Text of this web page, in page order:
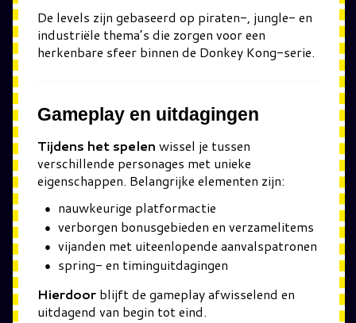
De levels zijn gebaseerd op piraten-, jungle- en
industriële thema’s die zorgen voor een
herkenbare sfeer binnen de Donkey Kong-serie.
Gameplay en uitdagingen
Tijdens het spelen wissel je tussen
verschillende personages met unieke
eigenschappen. Belangrijke elementen zijn:
nauwkeurige platformactie
verborgen bonusgebieden en verzamelitems
vijanden met uiteenlopende aanvalspatronen
spring- en timinguitdagingen
Hierdoor blijft de gameplay afwisselend en
uitdagend van begin tot eind.